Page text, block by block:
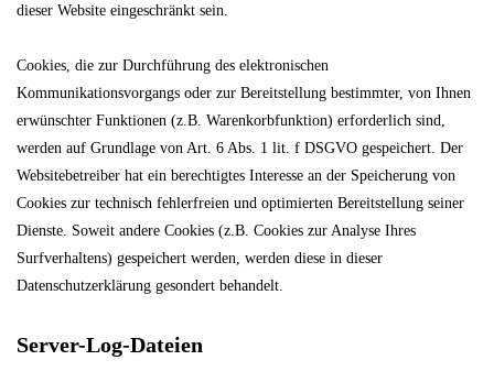
dieser Website eingeschränkt sein.
Cookies, die zur Durchführung des elektronischen
Kommunikationsvorgangs oder zur Bereitstellung bestimmter, von Ihnen
erwünschter Funktionen (z.B. Warenkorbfunktion) erforderlich sind,
werden auf Grundlage von Art. 6 Abs. 1 lit. f DSGVO gespeichert. Der
Websitebetreiber hat ein berechtigtes Interesse an der Speicherung von
Cookies zur technisch fehlerfreien und optimierten Bereitstellung seiner
Dienste. Soweit andere Cookies (z.B. Cookies zur Analyse Ihres
Surfverhaltens) gespeichert werden, werden diese in dieser
Datenschutzerklärung gesondert behandelt.
Server-Log-Dateien